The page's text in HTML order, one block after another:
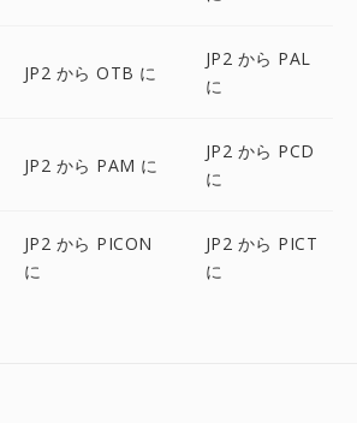
JP2 から OTB に
JP2 から PAL
に
JP2 から PAM に
JP2 から PCD
に
JP2 から PICON
に
JP2 から PICT
に